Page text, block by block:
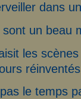
dans
un beau
les
le temps